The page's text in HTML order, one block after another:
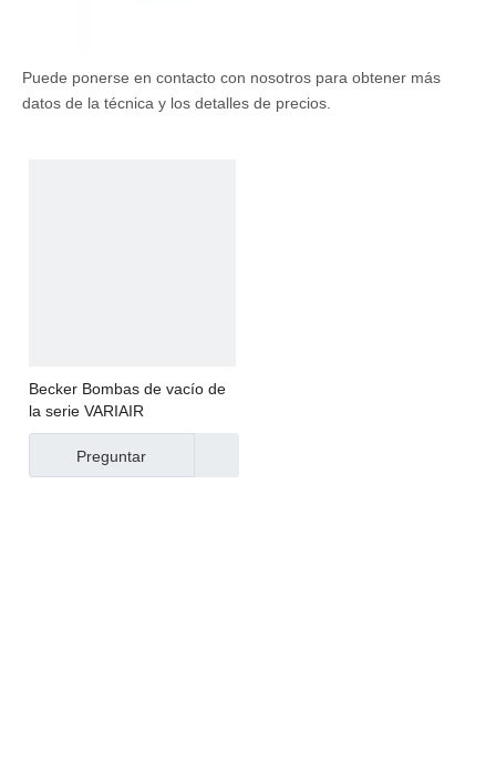
Puede ponerse en contacto con nosotros para obtener más
datos de la técnica y los detalles de precios.
Becker Bombas de vacío de
la serie VARIAIR
Preguntar